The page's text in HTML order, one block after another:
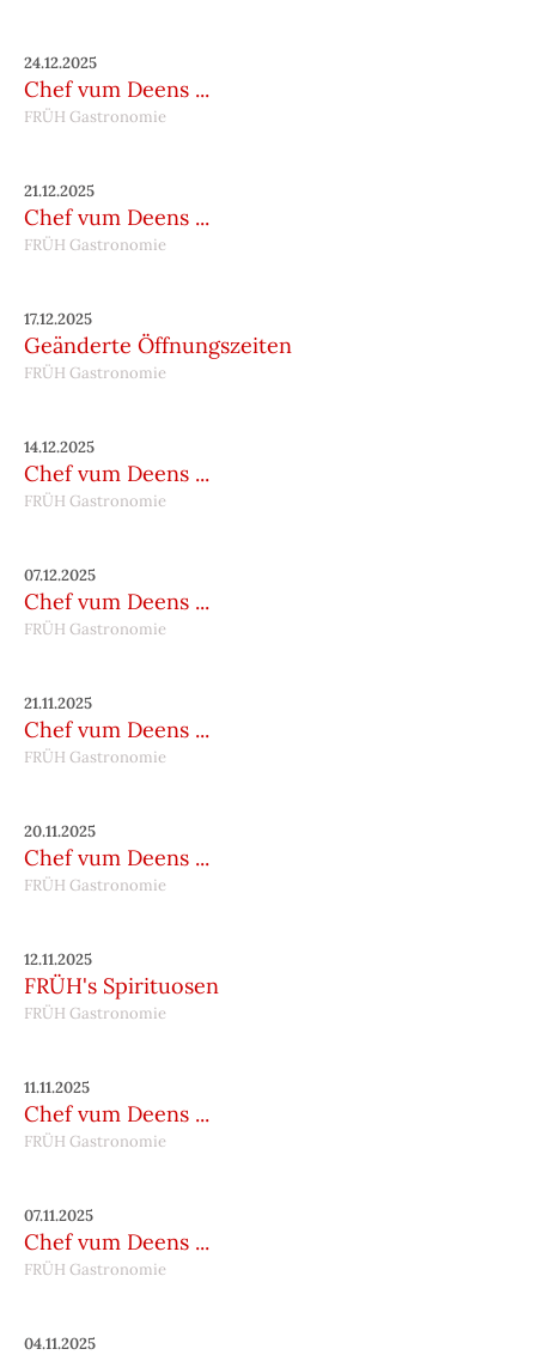
24.12.2025
Chef vum Deens ...
FRÜH Gastronomie
21.12.2025
Chef vum Deens ...
FRÜH Gastronomie
17.12.2025
Geänderte Öffnungszeiten
FRÜH Gastronomie
14.12.2025
Chef vum Deens ...
FRÜH Gastronomie
07.12.2025
Chef vum Deens ...
FRÜH Gastronomie
21.11.2025
Chef vum Deens ...
FRÜH Gastronomie
20.11.2025
Chef vum Deens ...
FRÜH Gastronomie
12.11.2025
FRÜH's Spirituosen
FRÜH Gastronomie
11.11.2025
Chef vum Deens ...
FRÜH Gastronomie
07.11.2025
Chef vum Deens ...
FRÜH Gastronomie
04.11.2025